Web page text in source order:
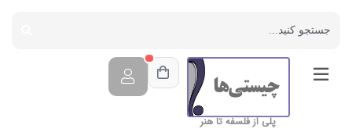
پلی از فلسفه تا هنر